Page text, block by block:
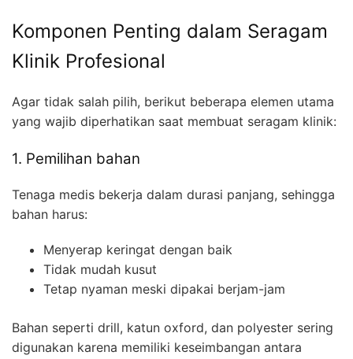
Komponen Penting dalam Seragam
Klinik Profesional
Agar tidak salah pilih, berikut beberapa elemen utama
yang wajib diperhatikan saat membuat seragam klinik:
1. Pemilihan bahan
Tenaga medis bekerja dalam durasi panjang, sehingga
bahan harus:
Menyerap keringat dengan baik
Tidak mudah kusut
Tetap nyaman meski dipakai berjam-jam
Bahan seperti drill, katun oxford, dan polyester sering
digunakan karena memiliki keseimbangan antara